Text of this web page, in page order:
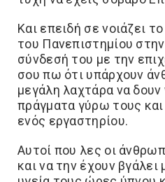
Και επειδή σε νοιάζει
του Πανεπιστημίου
σύνδεσή του με την
σου πω ότι υπάρχουν
μεγάλη λαχτάρα να
πράγματα γύρω τους και
ενός εργαστηρίου.
Αυτοί που λες οι
και να την έχουν βγάλει